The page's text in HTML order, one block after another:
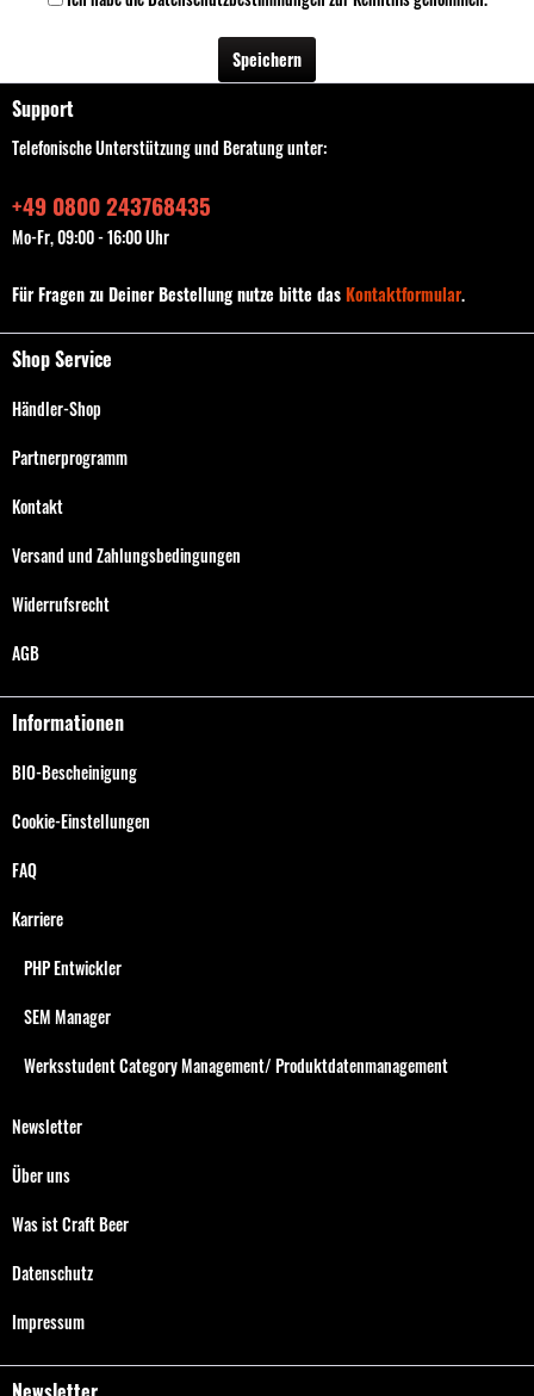
Speichern
Support
Telefonische Unterstützung und Beratung unter:
+49 0800 243768435
Mo-Fr, 09:00 - 16:00 Uhr
Für Fragen zu Deiner Bestellung nutze bitte dasKontaktformular.
Shop Service
Händler-Shop
Partnerprogramm
Kontakt
Versand und Zahlungsbedingungen
Widerrufsrecht
AGB
Informationen
BIO-Bescheinigung
Cookie-Einstellungen
FAQ
Karriere
PHP Entwickler
SEM Manager
Werksstudent Category Management/ Produktdatenmanagement
Newsletter
Über uns
Was ist Craft Beer
Datenschutz
Impressum